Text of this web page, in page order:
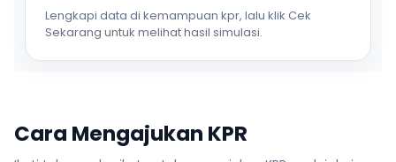
Lengkapi data di kemampuan kpr, lalu klik Cek
Sekarang untuk melihat hasil simulasi.
Cara Mengajukan KPR